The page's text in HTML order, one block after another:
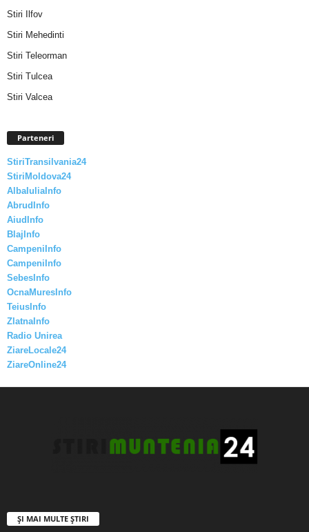
Stiri Ilfov
Stiri Mehedinti
Stiri Teleorman
Stiri Tulcea
Stiri Valcea
Parteneri
StiriTransilvania24
StiriMoldova24
AlbaIuliaInfo
AbrudInfo
AiudInfo
BlajInfo
CampeniInfo
CampeniInfo
SebesInfo
OcnaMuresInfo
TeiusInfo
ZlatnaInfo
Radio Unirea
ZiareLocale24
ZiareOnline24
ȘI MAI MULTE ȘTIRI